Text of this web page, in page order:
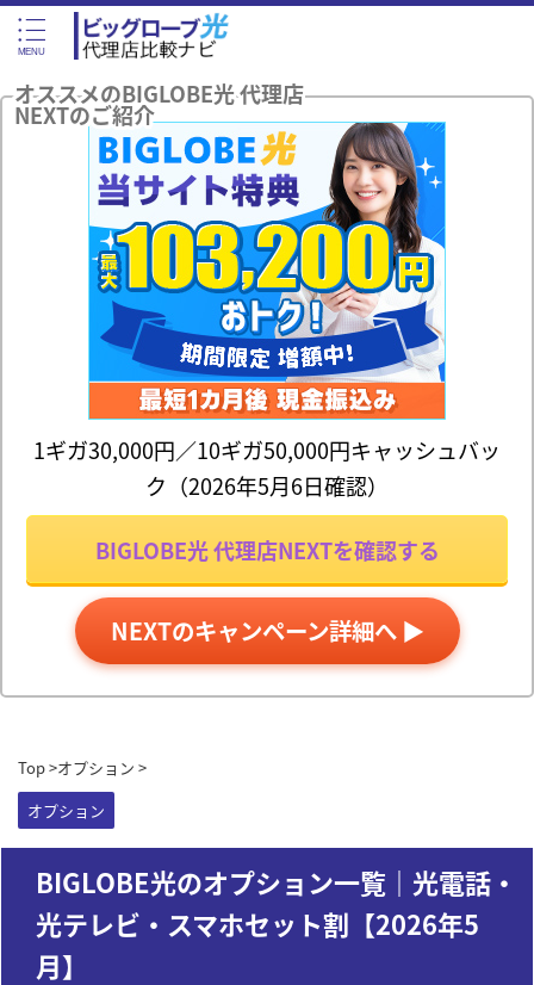
オススメのBIGLOBE光 代理店
NEXTのご紹介
1ギガ30,000円／10ギガ50,000円キャッシュバッ
ク（2026年5月6日確認）
BIGLOBE光 代理店NEXTを確認する
NEXTのキャンペーン詳細へ ▶
Top>オプション >
オプション
BIGLOBE光のオプション一覧｜光電話・
光テレビ・スマホセット割【2026年5
月】